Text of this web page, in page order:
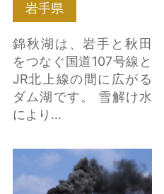
岩手県
錦秋湖は、岩手と秋田
をつなぐ国道107号線と
JR北上線の間に広がる
ダム湖です。 雪解け水
により…
道の駅「みやもり」と
めがね橋 の詳細はこち